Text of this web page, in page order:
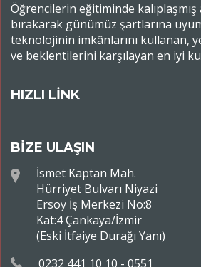
Öğrencilerin eğitiminde kalıplaşmış
bırakarak günümüz şartlarına
teknolojinin imkânlarını kullanan,
ve beklentilerini karşılayan en iyi
HIZLI LİNK
BİZE ULAŞIN
İsmet Kaptan Mah.
Hürriyet Bulvarı Niyazi
Ersoy İş Merkezi No:8
Kat:4 Çankaya/İzmir
(Eski İtfaiye Durağı Yanı)
0232 441 10 10 - 0551